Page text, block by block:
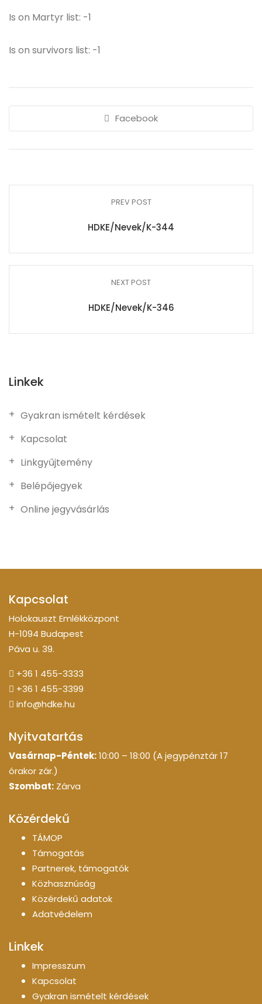
Is on Martyr list: -1
Is on survivors list: -1
Facebook
PREV POST
HDKE/Nevek/K-344
NEXT POST
HDKE/Nevek/K-346
Linkek
Gyakran ismételt kérdések
Kapcsolat
Linkgyűjtemény
Belépőjegyek
Online jegyvásárlás
Kapcsolat
Holokauszt Emlékközpont
H-1094 Budapest
Páva u. 39.
+36 1 455-3333
+36 1 455-3399
info@hdke.hu
Nyitvatartás
Vasárnap-Péntek:10:00 – 18:00 (A jegypénztár 17
órakor zár.)
Szombat: Zárva
Közérdekű
TÁMOP
Támogatás
Partnerek, támogatók
Közhasznúság
Közérdekű adatok
Adatvédelem
Linkek
Impresszum
Kapcsolat
Gyakran ismételt kérdések